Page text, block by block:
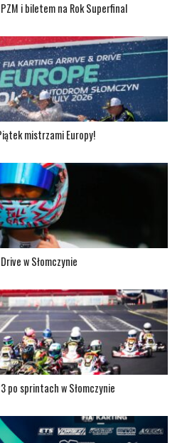
i biletem na Rok Superfinal
mistrzami Europy!
w Słomczynie
po sprintach w Słomczynie